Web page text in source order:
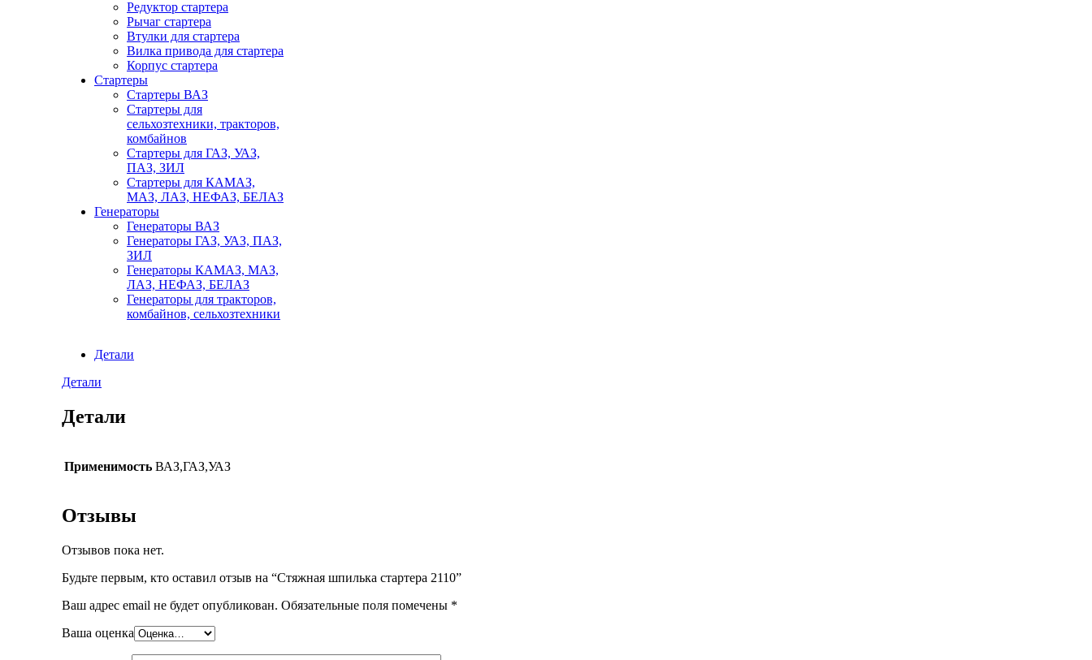
Редуктор стартера
Рычаг стартера
Втулки для стартера
Вилка привода для стартера
Корпус стартера
Стартеры
Стартеры ВАЗ
Стартеры для
сельхозтехники, тракторов,
комбайнов
Стартеры для ГАЗ, УАЗ,
ПАЗ, ЗИЛ
Стартеры для КАМАЗ,
МАЗ, ЛАЗ, НЕФАЗ, БЕЛАЗ
Генераторы
Генераторы ВАЗ
Генераторы ГАЗ, УАЗ, ПАЗ,
ЗИЛ
Генераторы КАМАЗ, МАЗ,
ЛАЗ, НЕФАЗ, БЕЛАЗ
Генераторы для тракторов,
комбайнов, сельхозтехники
Детали
Детали
Детали
Применимость ВАЗ,ГАЗ,УАЗ
Отзывы
Отзывов пока нет.
Будьте первым, кто оставил отзыв на “Стяжная шпилька стартера 2110”
Ваш адрес email не будет опубликован. Обязательные поля помечены *
Ваша оценка